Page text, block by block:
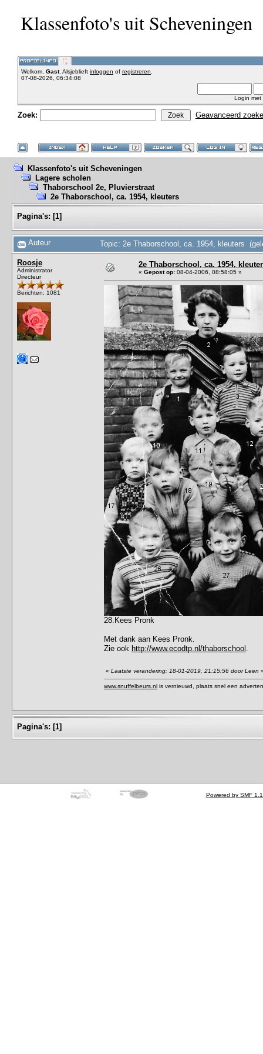
Klassenfoto's uit Scheveningen
Welkom, Gast. Alsjeblieft inloggen of registreren
07-08-2026, 06:34:08
Login met
Zoek: Geavanceerd
Klassenfoto's uit Scheveningen
Lagere scholen
Thaborschool 2e, Pluvierstraat
2e Thaborschool, ca. 1954, kleuters
Pagina's: [1]
Auteur Topic: 2e Thaborschool, ca. 1954, kleuters
Roosje
Administrator
Directeur
Berichten: 1081
2e Thaborschool, ca. 1954,
« Gepost op: 08-04-2006, 08:58:05 »
28.Kees Pronk
Met dank aan Kees Pronk.
Zie ook http://www.ecodtp.nl/thaborschool
« Laatste verandering: 18-01-2019, 21:15:56 door Leen
www.snuffelbeurs.nl is vernieuwd, plaats snel een
Pagina's: [1]
Powered by SMF